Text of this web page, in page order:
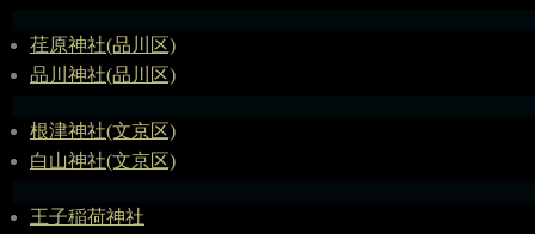
荏原神社(品川区)
品川神社(品川区)
根津神社(文京区)
白山神社(文京区)
王子稲荷神社